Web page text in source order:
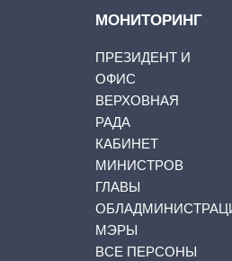
МОНИТОРИНГ
ПРЕЗИДЕНТ И
ОФИС
ВЕРХОВНАЯ
РАДА
КАБИНЕТ
МИНИСТРОВ
ГЛАВЫ
МЭРЫ
ВСЕ ПЕРСОНЫ